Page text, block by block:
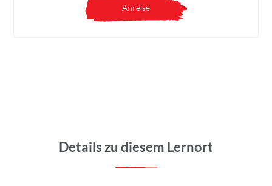
Anreise
Details zu diesem Lernort